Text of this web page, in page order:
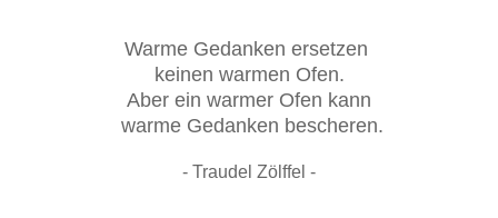
Warme Gedanken ersetzen
keinen warmen Ofen.
Aber ein warmer Ofen kann
warme Gedanken bescheren.
- Traudel Zölffel -